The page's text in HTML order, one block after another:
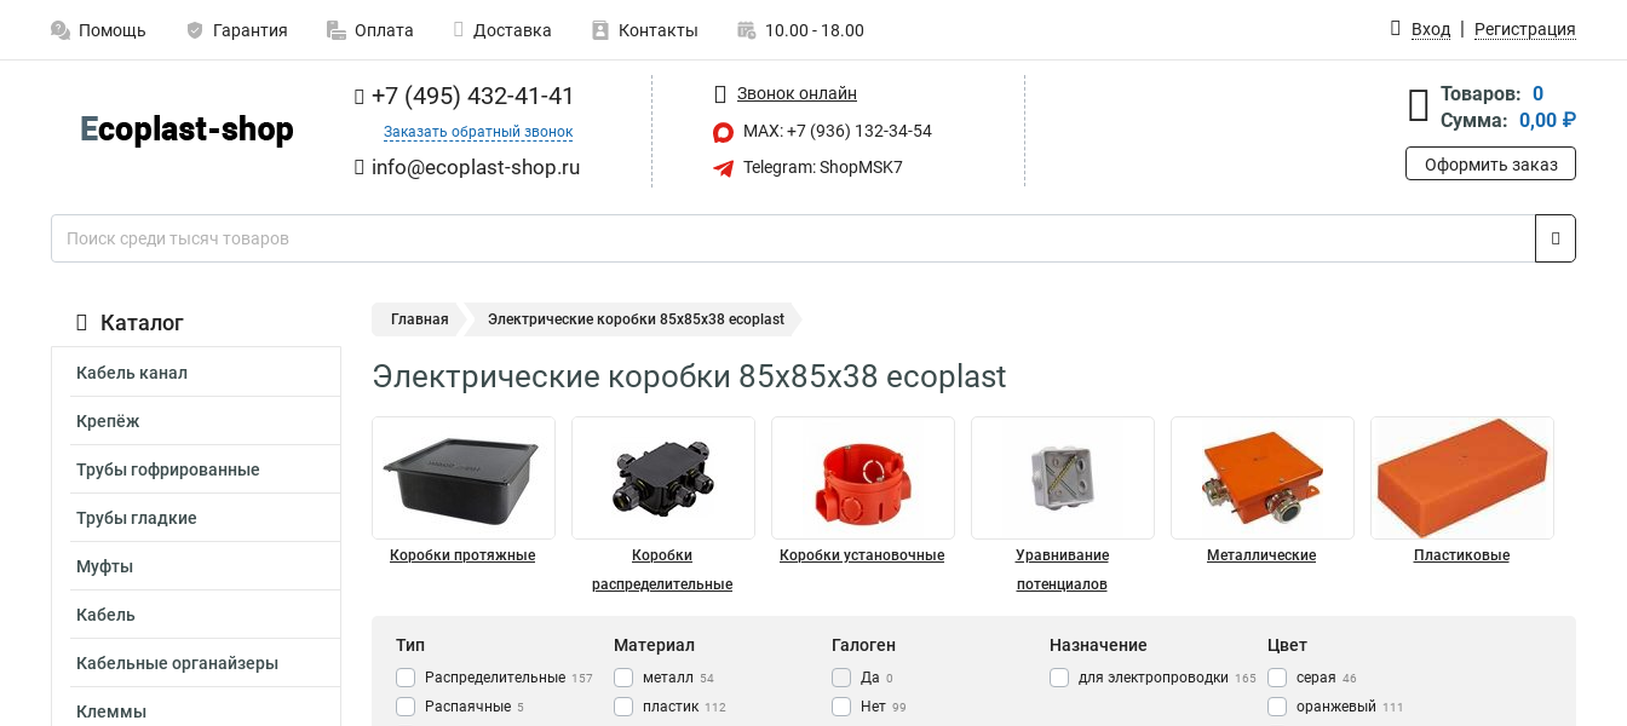
Помощь Гарантия Оплата Доставка Контакты 10.00 - 18.00 Вход Регистрация
+7 (495) 432-41-41
Заказать обратный звонок
info@ecoplast-shop.ru
Звонок онлайн
MAX: +7 (936) 132-34-54
Telegram: ShopMSK7
Товаров: 0
Сумма: 0,00 ₽
Оформить заказ
Каталог
Кабель канал
Крепёж
Трубы гофрированные
Трубы гладкие
Муфты
Кабель
Кабельные органайзеры
Клеммы
Главная Электрические коробки 85х85х38 ecoplast
Электрические коробки 85х85х38 ecoplast
Коробки протяжные
Коробки
распределительные
Коробки установочные
Уравнивание
потенциалов
Металлические Пластиковые
Тип
Распределительные 157
Распаячные 5
Материал
металл 54
пластик 112
Галоген
Да 0
Нет 99
Назначение
для электропроводки 165
Цвет
серая 46
оранжевый 111